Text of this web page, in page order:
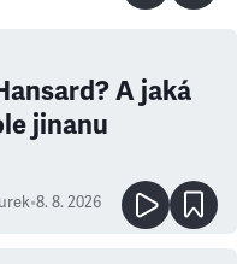
A jaká
jinanu
•8. 8. 2026